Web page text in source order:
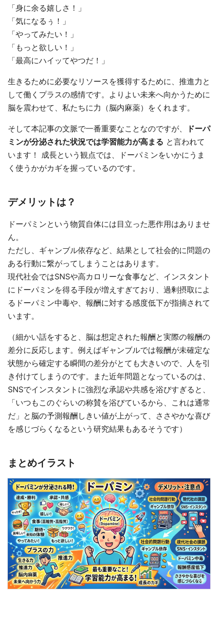
「身に余る嬉しさ！」
「気になるぅ！」
「やってみたい！」
「もっと欲しい！」
「最高にハイッてやつだ！」
生きるために必要なリソースを獲得するために、推進力と
して働くプラスの感情です。よりよい未来へ向かうために
脳を震わせて、私たちに力（脳内麻薬）をくれます。
そして本記事の文脈で一番重要なことなのですが、
ドーパ
ミンが分泌された状況では学習能力が高まる と言われて
います！ 成長という観点では、ドーパミンをいかにうま
く使うかがカギを握っているのです。
デメリットは？
ドーパミンという物質自体には目立った悪作用はありませ
ん。
ただし、ギャンブル依存など、結果として社会的に問題の
ある行動に繋がってしまうことはあります。
現代社会ではSNSや高カロリーな食事など、インスタント
にドーパミンを得る手段が増えすぎており、過剰摂取によ
るドーパミン中毒や、報酬に対する感度低下が指摘されて
います。
（細かい話をすると、脳は想定された報酬と実際の報酬の
差分に反応します。例えばギャンブルでは報酬が未確定な
状態から確定する瞬間の差分がとても大きいので、人を引
き付けてしまうのです。また近年問題となっているのは、
SNSでインスタントに強烈な承認や共感を浴びすぎると、
「いつもこのぐらいの称賛を浴びているから、これは通常
だ」と脳の予測報酬しきい値が上がって、ささやかな喜び
を感じづらくなるという研究結果もあるそうです）
まとめイラスト